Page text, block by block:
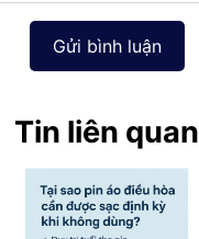
Gửi bình luận
Tin liên quan